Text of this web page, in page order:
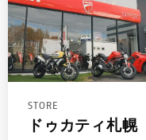
STORE
ドゥカティ札幌